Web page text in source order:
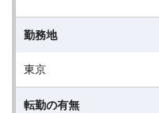
勤務地
東京
転勤の有無